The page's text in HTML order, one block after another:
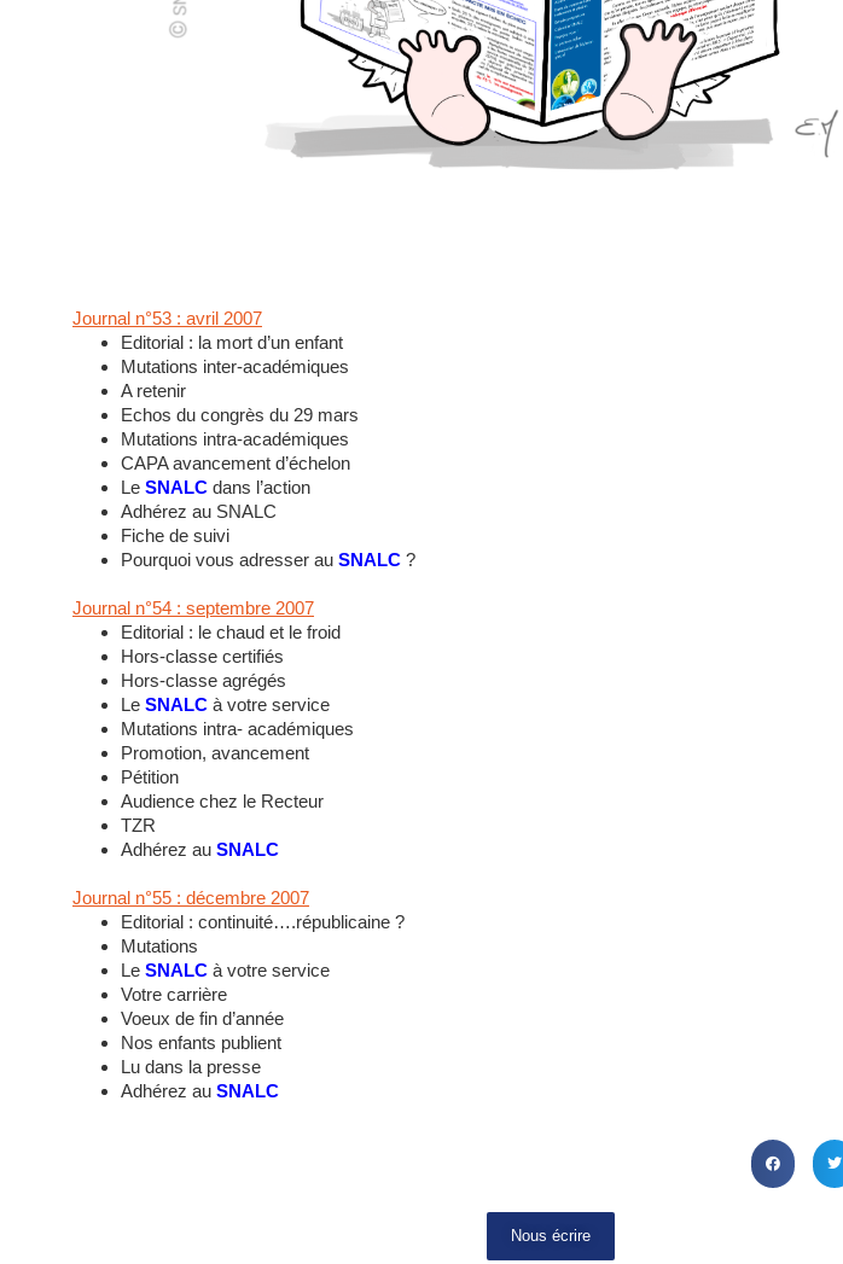
Journal n°53 : avril 2007
Editorial : la mort d’un enfant
Mutations inter-académiques
A retenir
Echos du congrès du 29 mars
Mutations intra-académiques
CAPA avancement d’échelon
Le SNALC dans l’action
Adhérez au SNALC
Fiche de suivi
Pourquoi vous adresser au SNALC ?
Journal n°54 : septembre 2007
Editorial : le chaud et le froid
Hors-classe certifiés
Hors-classe agrégés
Le SNALC à votre service
Mutations intra- académiques
Promotion, avancement
Pétition
Audience chez le Recteur
TZR
Adhérez au SNALC
Journal n°55 : décembre 2007
Editorial : continuité….républicaine ?
Mutations
Le SNALC à votre service
Votre carrière
Voeux de fin d’année
Nos enfants publient
Lu dans la presse
Adhérez au SNALC
Nous écrire